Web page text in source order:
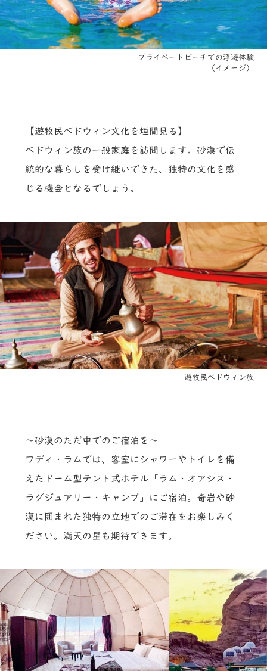
プライベートビーチでの浮遊体験
（イメージ）
【遊牧民ベドウィン文化を垣間見る】
ベドウィン族の一般家庭を訪問します。砂漠で伝
統的な暮らしを受け継いできた、独特の文化を感
じる機会となるでしょう。
遊牧民ベドウィン族
～砂漠のただ中でのご宿泊を～
ワディ・ラムでは、客室にシャワーやトイレを備
えたドーム型テント式ホテル「ラム・オアシス・
ラグジュアリー・キャンプ」にご宿泊。奇岩や砂
漠に囲まれた独特の立地でのご滞在をお楽しみく
ださい。満天の星も期待できます。